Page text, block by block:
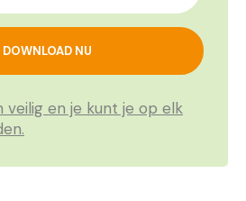
veilig en je kunt je op elk